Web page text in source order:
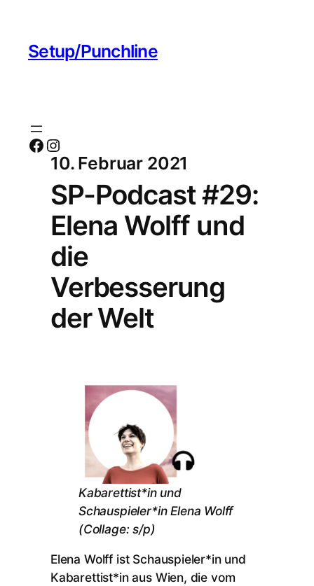
Setup/Punchline
Facebook Instagram
10. Februar 2021
SP-Podcast #29:
Elena Wolff und
die
Verbesserung
der Welt
Kabarettist*in und
Schauspieler*in Elena Wolff
(Collage: s/p)
Elena Wolff ist Schauspieler*in und
Kabarettist*in aus Wien, die vom